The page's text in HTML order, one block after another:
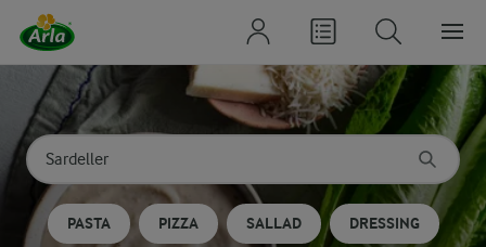
Sök på kategori eller ingrediens
Skriv in sökord för att få förslag
PASTA PIZZA SALLAD DRESSING